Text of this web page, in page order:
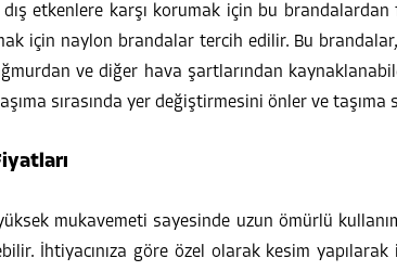
etkenlere karşı korumak için bu
için naylon brandalar tercih edilir. Bu
ve diğer hava şartlarından
sırasında yer değiştirmesini önler ve
mukavemeti sayesinde uzun ömürlü
İhtiyacınıza göre özel olarak kesim